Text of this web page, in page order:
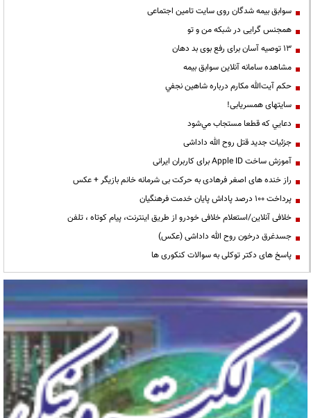
سوابق بیمه شدگان روی سایت تامین اجتماعی
همجنس گرایی در شبکه من و تو
13 توصیه آسان برای رفع بوی بد دهان
مشاهده سامانه آنلاين سوابق بیمه
حكم آيت‌الله مكارم درباره شاهين نجفي
سایتهای همسریابی!
دعايي كه قطعا مستجاب مي‌شود
جزئیات جدید قتل روح الله داداشی
آموزش ساخت Apple ID برای کاربران ایرانی
راز خنده های اصغر فرهادی به حرکت بی شرمانه خانم بازیگر + عکس
پرداخت ۱۰۰ درصد پاداش پایان خدمت فرهنگیان
خلافی آنلاین/استعلام خلافی خودرو از طریق اینترنت، پیام کوتاه ، تلفن
جسدغرق درخون روح الله داداشی (عکس)
پاسخ های دکتر توکلی به سوالات کنکوری ها